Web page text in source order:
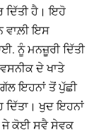
ਦਿੱਤੀ ਹੈ। ਇਹੋ
ਵਾਲ਼ੀ ਇਸ
ਨੂੰ ਮਨਜ਼ੂਰੀ ਦਿੱਤੀ
ਦੇ ਖਾਤੇ
ਇਹਨਾਂ ਤੋਂ ਪੁੱਛੀ
ਦਿੱਤਾ। ਖੁਦ ਇਹਨਾਂ
ਜੇ ਕੋਈ ਸਵੈ ਸੇਵਕ